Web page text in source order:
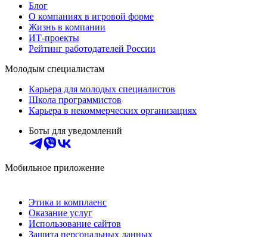
Блог
О компаниях в игровой форме
Жизнь в компании
ИТ-проекты
Рейтинг работодателей России
Молодым специалистам
Карьера для молодых специалистов
Школа программистов
Карьера в некоммерческих организациях
Боты для уведомлений
Мобильное приложение
Этика и комплаенс
Оказание услуг
Использование сайтов
Защита персональных данных